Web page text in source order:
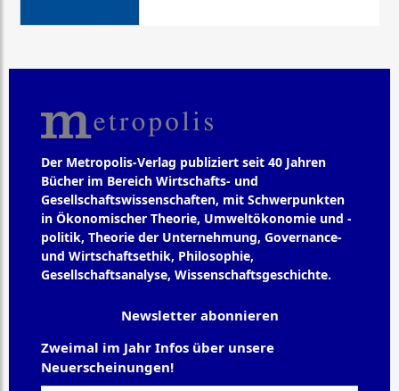
Der Metropolis-Verlag publiziert seit 40 Jahren
Bücher im Bereich Wirtschafts- und
Gesellschaftswissenschaften, mit Schwerpunkten
in Ökonomischer Theorie, Umweltökonomie und -
politik, Theorie der Unternehmung, Governance-
und Wirtschaftsethik, Philosophie,
Gesellschaftsanalyse, Wissenschaftsgeschichte.
Newsletter abonnieren
Zweimal im Jahr Infos über unsere
Neuerscheinungen!